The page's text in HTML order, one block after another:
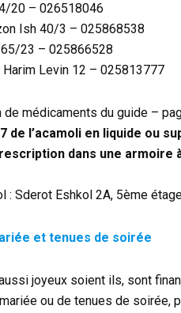
20 – 026518046
Ish 40/3 – 025868538
23 – 025866528
Harim Levin 12 – 025813777
de médicaments du guide –
de l’acamoli en liquide ou
dans une armoire
: Sderot Eshkol 2A, 5ème
et tenues de soirée
joyeux soient ils, sont
ou de tenues de soirée,